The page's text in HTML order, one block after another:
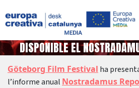
Notícies
DISPONIBLE EL
20/05/2025
Göteborg Film Festival ha
l’informe anual Nostradamus